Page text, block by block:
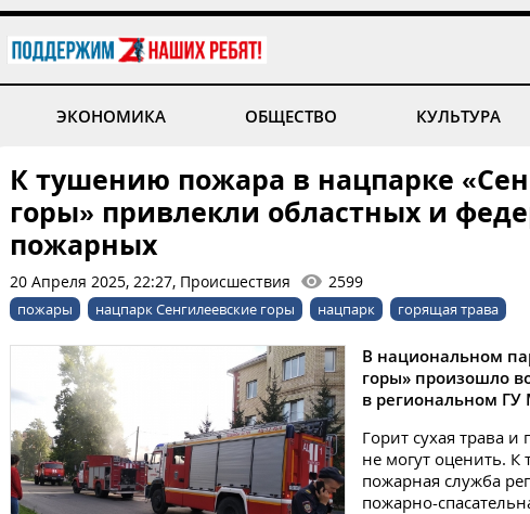
ЭКОНОМИКА ОБЩЕСТВО КУЛЬТУРА
К тушению пожара в нацпарке
горы» привлекли областных и
пожарных
20 Апреля 2025, 22:27, Происшествия 2599
пожары нацпарк Сенгилеевские горы нацпарк горящая трава
В национальном
горы» произошло
в региональном
Горит сухая трава
не могут оценить.
пожарная служба
пожарно-